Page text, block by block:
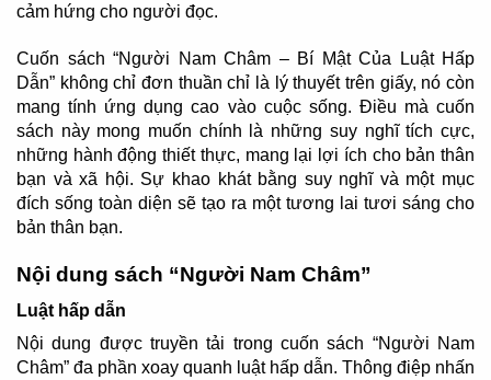
cảm hứng cho người đọc.
Cuốn sách “Người Nam Châm – Bí Mật Của Luật Hấp
Dẫn” không chỉ đơn thuần chỉ là lý thuyết trên giấy, nó còn
mang tính ứng dụng cao vào cuộc sống. Điều mà cuốn
sách này mong muốn chính là những suy nghĩ tích cực,
những hành động thiết thực, mang lại lợi ích cho bản thân
bạn và xã hội. Sự khao khát bằng suy nghĩ và một mục
đích sống toàn diện sẽ tạo ra một tương lai tươi sáng cho
bản thân bạn.
Nội dung sách “Người Nam Châm”
Luật hấp dẫn
Nội dung được truyền tải trong cuốn sách “Người Nam
Châm” đa phần xoay quanh luật hấp dẫn. Thông điệp nhấn